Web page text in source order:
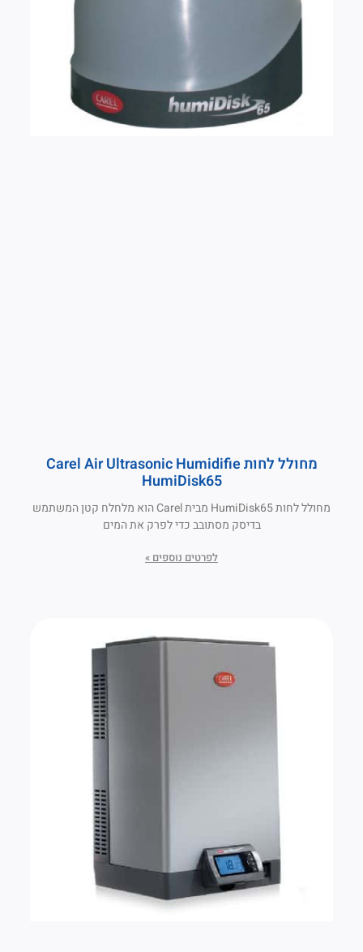
מחולל לחות Carel Air Ultrasonic Humidifie
HumiDisk65
מחולל לחות HumiDisk65 מבית Carel הוא מלחלח קטן המשתמש
בדיסק מסתובב כדי לפרק את המים
לפרטים נוספים »